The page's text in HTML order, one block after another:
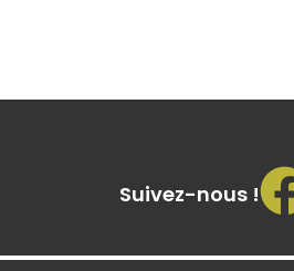
Suivez-nous !